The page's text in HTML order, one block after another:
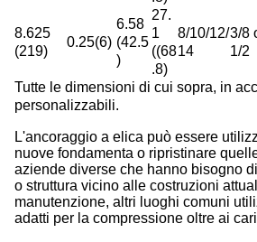
8.625
(219)
0.25(6)
6.58
(42.5
)
27.
1
((68
.8)
8/10/12/
14
3/8
1/2
Tutte le dimensioni di cui sopra, in
personalizzabili.
L'ancoraggio a elica può essere
nuove fondamenta o ripristinare
aziende diverse che hanno bisogno
o struttura vicino alle costruzioni
manutenzione, altri luoghi comuni
adatti per la compressione oltre ai